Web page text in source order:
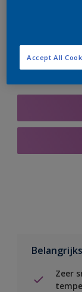
te bestellen.
er hard aan
Zeer
Accept All